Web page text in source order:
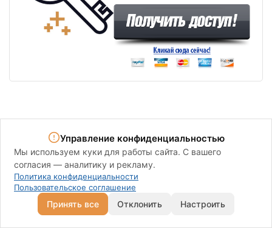
Работает система MEMBERLUX
Политика конфиденциальности
Пользовательское соглашение
Управление конфиденциальностью
Мы используем куки для работы сайта. С вашего
согласия — аналитику и рекламу.
Политика конфиденциальности
Пользовательское соглашение
Принять все Отклонить Настроить